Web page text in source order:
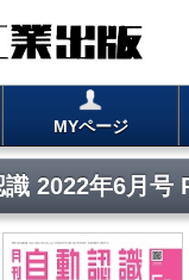
MYページ
識 2022年6月号